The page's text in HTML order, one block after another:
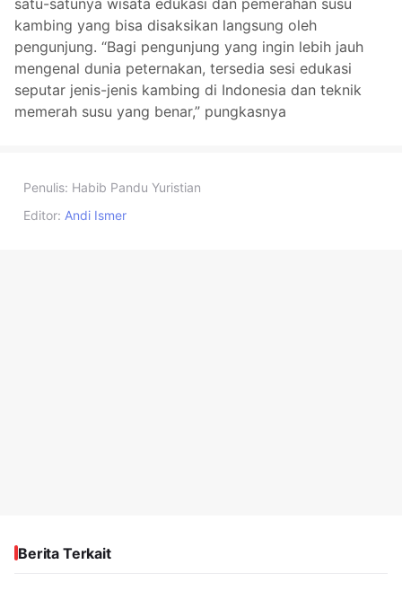
kambing yang bisa disaksikan langsung oleh
pengunjung. “Bagi pengunjung yang ingin lebih jauh
mengenal dunia peternakan, tersedia sesi edukasi
seputar jenis-jenis kambing di Indonesia dan teknik
memerah susu yang benar,” pungkasnya
Penulis: Habib Pandu Yuristian
Editor: Andi Ismer
Berita Terkait